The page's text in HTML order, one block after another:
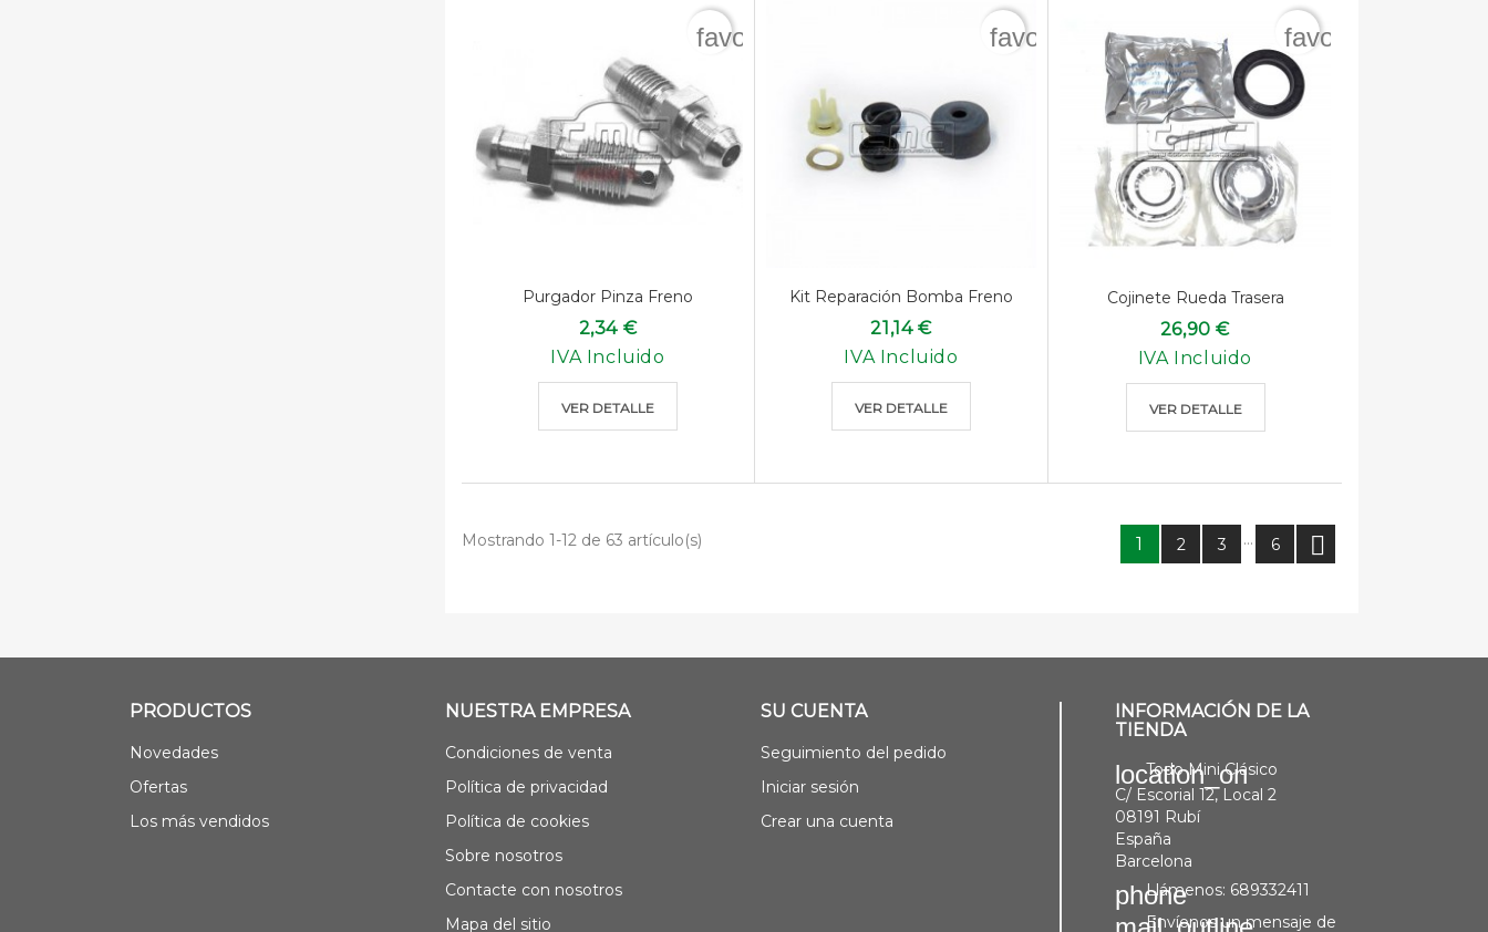
Purgador Pinza Freno
2,34 €
IVA Incluido
VER DETALLE
favorite_border
Kit Reparación Bomba Freno
21,14 €
IVA Incluido
VER DETALLE
favorite_border
Cojinete Rueda Trasera
26,90 €
IVA Incluido
VER DETALLE
favorite_border
Mostrando 1-12 de 63 artículo(s) 1 2 3 … 6 
PRODUCTOS
Novedades
Ofertas
Los más vendidos
NUESTRA EMPRESA
Condiciones de venta
Política de privacidad
Política de cookies
Sobre nosotros
Contacte con nosotros
Mapa del sitio
SU CUENTA
Seguimiento del pedido
Iniciar sesión
Crear una cuenta
INFORMACIÓN DE LA
TIENDA
location_on
Todo Mini Clásico
C/ Escorial 12, Local 2
08191 Rubí
España
Barcelona
phone
Llámenos: 689332411
Envíenos un mensaje de